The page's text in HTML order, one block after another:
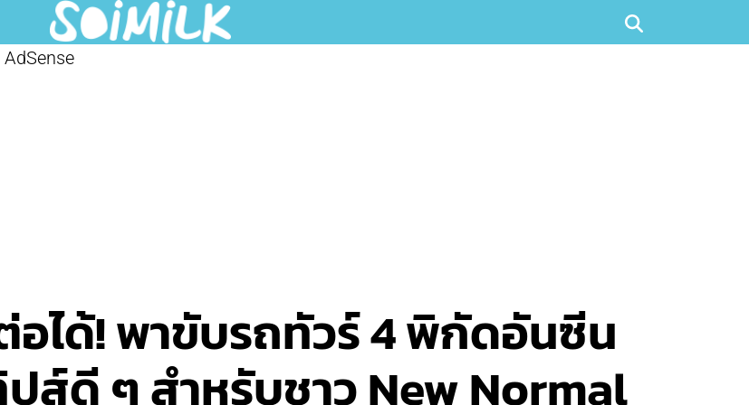
AdSense
ได้! พาขับรถทัวร์ 4 พิกัดอันซีน
ส์ดี ๆ สำหรับชาว New Normal